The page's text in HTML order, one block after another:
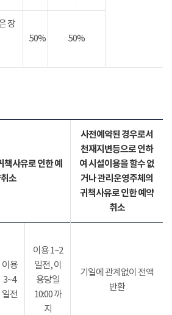
장
50% 50%
사유로 인한 예
소
사전예약된 경우로서
천재지변등으로 인하
여 시설이용을 할수 없
거나 관리운영주체의
귀책사유로 인한 예약
취소
이용
3~4
일전
이용 1~2
일전, 이
용당일
10:00 까
지
기일에 관계없이 전액
반환